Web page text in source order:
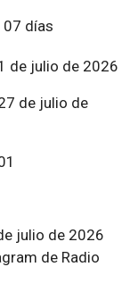
días
de 2026
julio de
julio de 2026
de Radio